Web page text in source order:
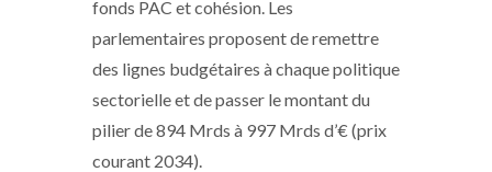
fonds PAC et cohésion. Les
parlementaires proposent de remettre
des lignes budgétaires à chaque politique
sectorielle et de passer le montant du
pilier de 894 Mrds à 997 Mrds d’€ (prix
courant 2034).